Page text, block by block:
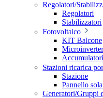
Regolatori/
Regolatori
Stabilizzatori
Fotovoltaico
KIT Balcone
Microinverter
Stazioni ricarica
Stazione
Pannello
Generatori/Gruppi